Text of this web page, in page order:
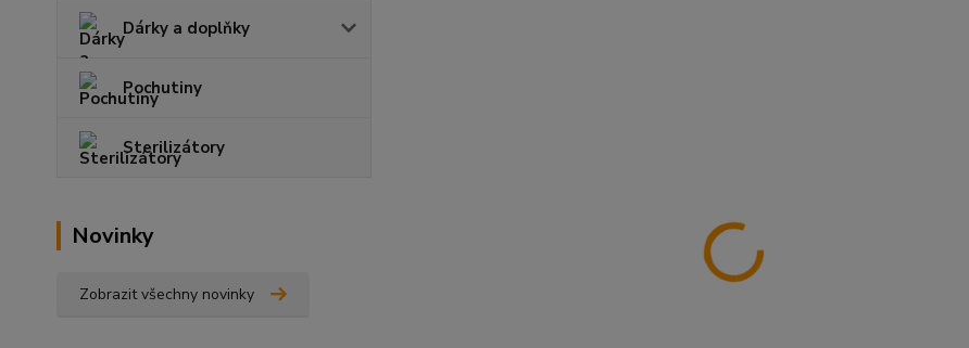
Dárky a doplňky
Pochutiny
Sterilizátory
Novinky
Zobrazit všechny novinky